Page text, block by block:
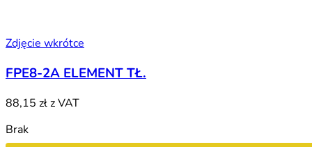
Zdjęcie wkrótce
FPE8-2A ELEMENT TŁ.
88,15 złz VAT
Brak